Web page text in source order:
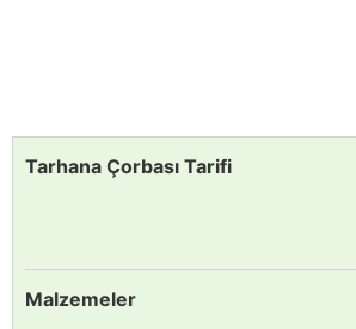
Tarhana Çorbası Tarifi
Malzemeler